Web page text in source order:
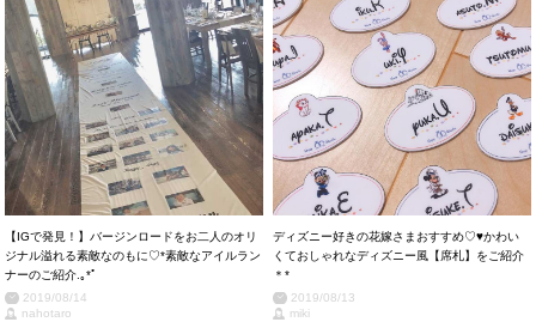
【IGで発見！】バージンロードをお二人のオリ
ジナル溢れる素敵なのもに♡*素敵なアイルラン
ナーのご紹介.｡*ﾟ
2019/08/14
nahotaro
ディズニー好きの花嫁さまおすすめ♡♥かわい
くておしゃれなディズニー風【席札】をご紹介
＊*
2019/08/13
miki